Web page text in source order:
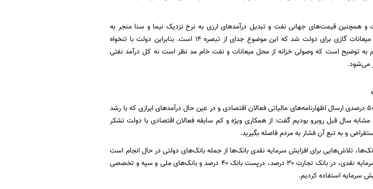
و همچنین قیمت‌های جهانی نفت و تبدیل درآمدهای ارزی به نرخ نزدیک نیما و سنا منجر به
افزایش ۵۸۰ درصدی درآمد حاصل از نفت و میعانات گازی برای دولت شد که این موضوع جدای از تبصره ۱۴ است. بنابراین دولت با تنخواه
به توضیح است که وصولی خزانه از محل میعانات و نفت خام مد نظر است نه کل درآمد نفتی
می‌شود.
سخنگوی اقتصادی دولت با اشاره به افزایش ۵۰ درصدی ارسال اظهارنامه‌های مالیاتی فعالان اقتصادی و در عین حال درآمدهای ابرازی که با رشد
به دوره مشابه سال قبل روبرو بودیم گفت: از همکاری ویژه و کم سابقه فعالان اقتصادی با دولت تشکر
و به تبع آن فشار به مردم فاصله بگیرید.
تلاش‌هایی برای افزایش سرمایه نقدی بانک‌ها از جمله بانک‌های دولتی در حال انجام است
به طوری که در بانک ملت ۶۰ درصد افزایش سرمایه نقدی، در بانک تجارت ۳۰ درصد، درپست بانک ۴۰ درصد و بانک‌های ملی و سپه و تخصصی